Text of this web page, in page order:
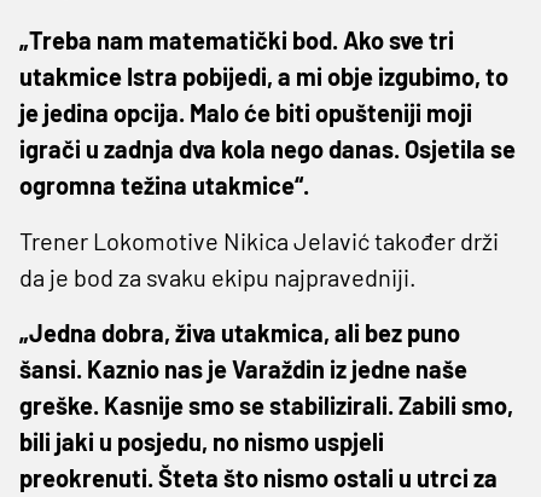
„Treba nam matematički bod. Ako sve tri
utakmice Istra pobijedi, a mi obje izgubimo, to
je jedina opcija. Malo će biti opušteniji moji
igrači u zadnja dva kola nego danas. Osjetila se
ogromna težina utakmice“.
Trener Lokomotive Nikica Jelavić također drži
da je bod za svaku ekipu najpravedniji.
„Jedna dobra, živa utakmica, ali bez puno
šansi. Kaznio nas je Varaždin iz jedne naše
greške. Kasnije smo se stabilizirali. Zabili smo,
bili jaki u posjedu, no nismo uspjeli
preokrenuti. Šteta što nismo ostali u utrci za